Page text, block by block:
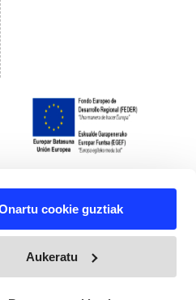
cookie guztiak
Aukeratu